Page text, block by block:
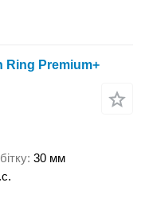
Ring Premium+
30 мм